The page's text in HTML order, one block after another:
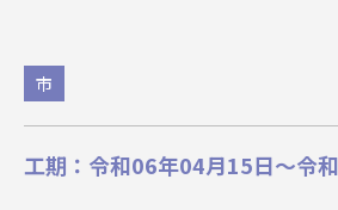
市
工期：令和06年04月15日～令